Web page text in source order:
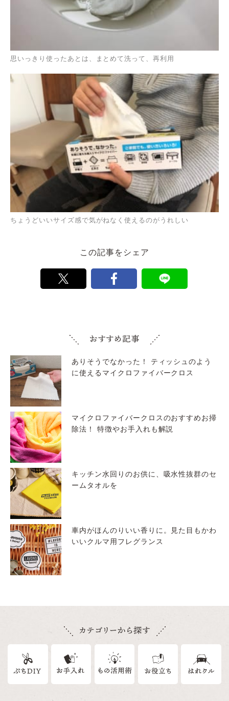
思いっきり使ったあとは、まとめて洗って、再利用
ちょうどいいサイズ感で気がねなく使えるのがうれしい
この記事をシェア
ありそうでなかった！ ティッシュのよう
に使えるマイクロファイバークロス
マイクロファイバークロスのおすすめお掃
除法！ 特徴やお手入れも解説
キッチン水回りのお供に、吸水性抜群のセ
ームタオルを
車内がほんのりいい香りに。見た目もかわ
いいクルマ用フレグランス